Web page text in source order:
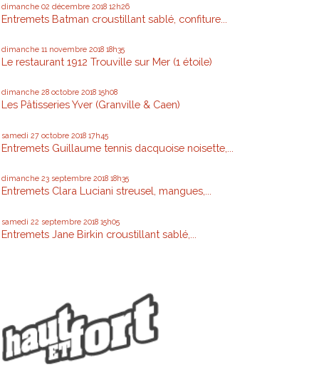
dimanche 02 décembre 2018 12h26
Entremets Batman croustillant sablé, confiture...
dimanche 11 novembre 2018 18h35
Le restaurant 1912 Trouville sur Mer (1 étoile)
dimanche 28 octobre 2018 15h08
Les Pâtisseries Yver (Granville & Caen)
samedi 27 octobre 2018 17h45
Entremets Guillaume tennis dacquoise noisette,...
dimanche 23 septembre 2018 18h35
Entremets Clara Luciani streusel, mangues,...
samedi 22 septembre 2018 15h05
Entremets Jane Birkin croustillant sablé,...